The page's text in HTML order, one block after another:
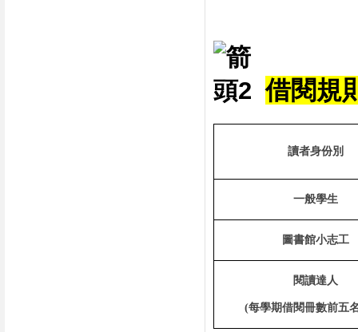
借閱規
讀者身份別
一般學生
圖書館小志工
閱讀達人
(每學期借閱冊數前五